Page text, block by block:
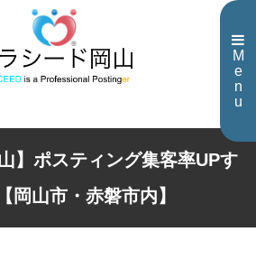
M
e
n
u
】ポスティング集客率UPす
岡山市・赤磐市内】